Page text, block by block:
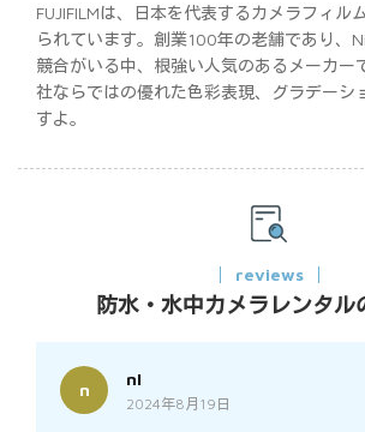
FUJIFILMは、日本を代表するカメラフィル
られています。創業100年の老舗であり、
競合がいる中、根強い人気のあるメーカー
社ならではの優れた色彩表現、グラデーシ
すよ。
reviews
防水・水中カメラレンタル
n
nI
2024年8月19日